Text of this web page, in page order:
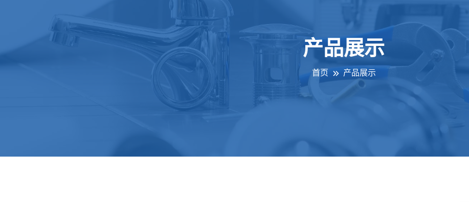
产品展示
首页 产品展示